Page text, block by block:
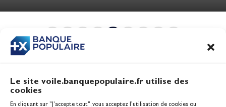
Le site voile.banquepopulaire.fr utilise des
cookies
En cliquant sur "J'accepte tout", vous acceptez l’utilisation de cookies ou
1 …
Inscription serveur média